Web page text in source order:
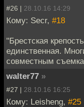
#26 | 28.10.16 14:29
Кому: Secr, #18
"Брестская
единственная.
совместным
walter77 »
#27 | 28.10.16 16:25
Кому: Leisheng, #25